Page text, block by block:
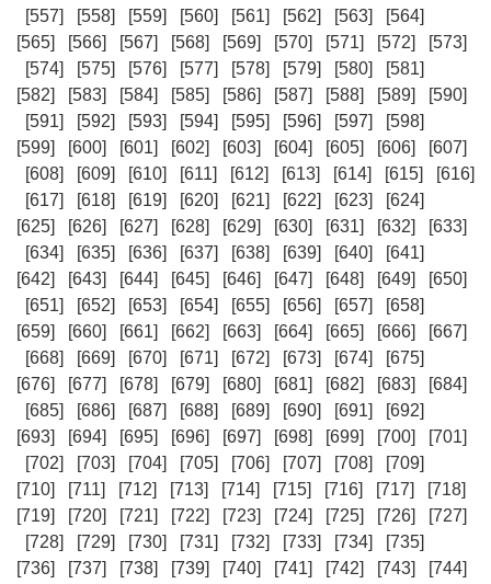
[557]
[558] [559] [560] [561] [562] [563]
[564]
[565]
[566] [567] [568] [569] [570] [571] [572]
[573]
[574]
[575] [576] [577] [578] [579] [580]
[581]
[582]
[583] [584] [585] [586] [587] [588] [589]
[590]
[591]
[592] [593] [594] [595] [596] [597]
[598]
[599]
[600] [601] [602] [603] [604] [605] [606]
[607]
[608]
[609] [610] [611] [612] [613] [614] [615]
[616]
[617]
[618] [619] [620] [621] [622] [623]
[624]
[625]
[626] [627] [628] [629] [630] [631] [632]
[633]
[634]
[635] [636] [637] [638] [639] [640]
[641]
[642]
[643] [644] [645] [646] [647] [648] [649]
[650]
[651]
[652] [653] [654] [655] [656] [657]
[658]
[659]
[660] [661] [662] [663] [664] [665] [666]
[667]
[668]
[669] [670] [671] [672] [673] [674]
[675]
[676]
[677] [678] [679] [680] [681] [682] [683]
[684]
[685]
[686] [687] [688] [689] [690] [691]
[692]
[693]
[694] [695] [696] [697] [698] [699] [700]
[701]
[702]
[703] [704] [705] [706] [707] [708]
[709]
[710]
[711] [712] [713] [714] [715] [716] [717]
[718]
[719]
[720] [721] [722] [723] [724] [725] [726]
[727]
[728]
[729] [730] [731] [732] [733] [734]
[735]
[736]
[737] [738] [739] [740] [741] [742] [743]
[744]